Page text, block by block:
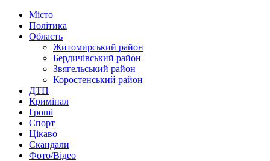
Місто
Політика
Область
Житомирський район
Бердичівський район
Звягельський район
Коростенський район
ДТП
Кримінал
Гроші
Спорт
Цікаво
Скандали
Фото/Відео